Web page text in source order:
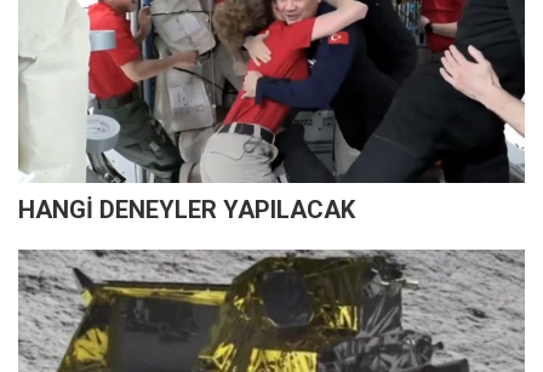
HANGİ DENEYLER YAPILACAK